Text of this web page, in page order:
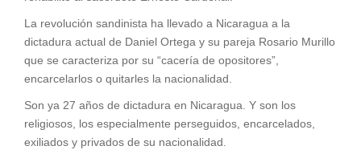
La revolución sandinista ha llevado a Nicaragua a la
dictadura actual de Daniel Ortega y su pareja Rosario Murillo
que se caracteriza por su “cacería de opositores”,
encarcelarlos o quitarles la nacionalidad.
Son ya 27 años de dictadura en Nicaragua. Y son los
religiosos, los especialmente perseguidos, encarcelados,
exiliados y privados de su nacionalidad.